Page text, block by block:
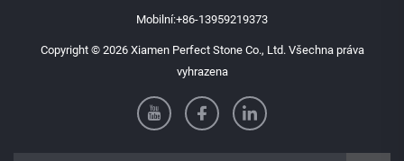
Mobilní:+86-13959219373
Copyright © 2026 Xiamen Perfect Stone Co., Ltd. Všechna práva
vyhrazena